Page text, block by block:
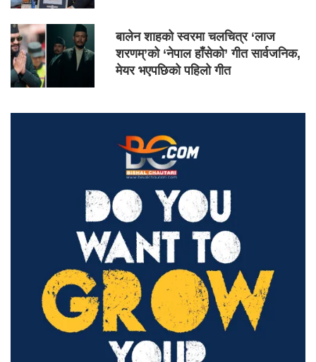
बालेन शाहको स्वरमा चलचित्र ‘लाज
शरणम्’को ‘नेपाल हाँसेको’ गीत सार्वजनिक,
मेयर भएपछिको पहिलो गीत